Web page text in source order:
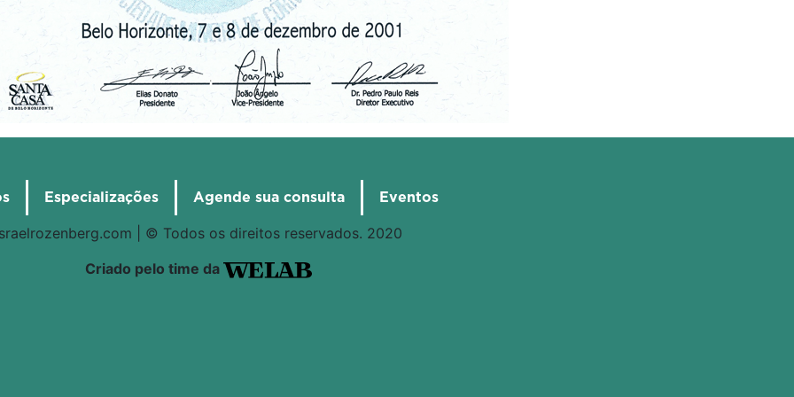
Especializações Agende sua consulta Eventos
| © Todos os direitos reservados. 2020
Criado pelo time da